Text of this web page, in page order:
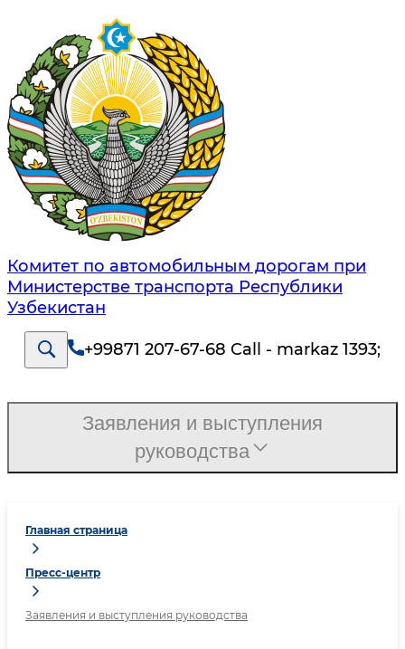
Комитет по автомобильным дорогам при
Министерстве транспорта Республики
Узбекистан
+99871 207-67-68 Call - markaz 1393;
Главная страница
Пресс-центр
Заявления и выступления руководства
Заявления и выступления
руководства